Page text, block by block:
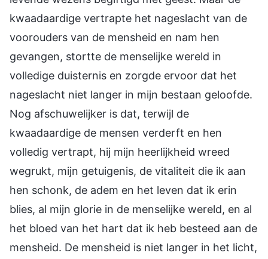
kwaadaardige vertrapte het nageslacht van de
voorouders van de mensheid en nam hen
gevangen, stortte de menselijke wereld in
volledige duisternis en zorgde ervoor dat het
nageslacht niet langer in mijn bestaan geloofde.
Nog afschuwelijker is dat, terwijl de
kwaadaardige de mensen verderft en hen
volledig vertrapt, hij mijn heerlijkheid wreed
wegrukt, mijn getuigenis, de vitaliteit die ik aan
hen schonk, de adem en het leven dat ik erin
blies, al mijn glorie in de menselijke wereld, en al
het bloed van het hart dat ik heb besteed aan de
mensheid. De mensheid is niet langer in het licht,